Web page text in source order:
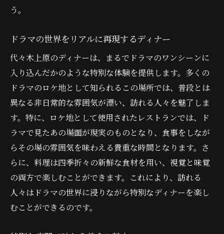
う。
ドラマの世界をリアルに再現するディナー
代々木上原のディナーは、まるでドラマのワンシーンに
入り込んだかのような特別な体験を提供します。多くの
ドラマのロケ地として知られるこの場所では、普段とは
異なる非日常的な雰囲気が漂い、訪れる人々を魅了しま
す。特に、ロケ地として使用されたレストランでは、ド
ラマで見たあの場面が現実のものとなり、食事をしなが
らその場の雰囲気を味わえる貴重な時間となります。さ
らに、料理は四季折々の新鮮な食材を用い、視覚と味覚
の両方で楽しむことができます。これにより、訪れる
人々はドラマの世界に浸りながら特別なディナーを楽し
むことができるのです。